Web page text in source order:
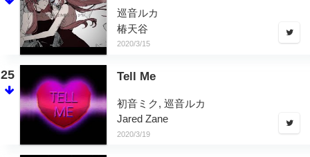
巡音ルカ
椿天谷
2020/3/15
25 Tell Me
初音ミク, 巡音ルカ
Jared Zane
2020/3/19